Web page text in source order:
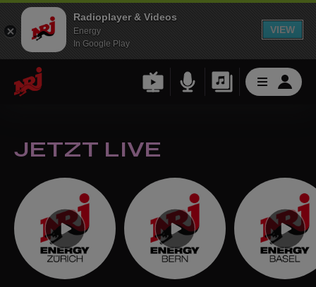
Radioplayer & Videos
Energy
In Google Play
VIEW
JETZT LIVE